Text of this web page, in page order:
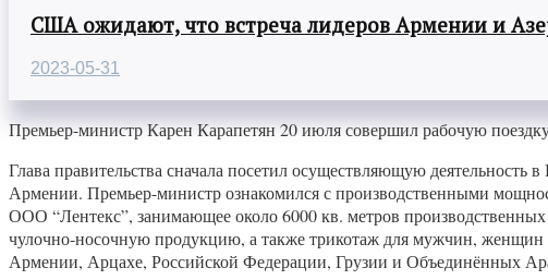
США ожидают, что встреча лидеров Армении и
2023-05-31
Премьер-министр Карен Карапетян 20 июля совершил рабочую
Глава правительства сначала посетил осуществляющую
Армении. Премьер-министр ознакомился с производственными
ООО “Лентекс”, занимающее около 6000 кв. метров
чулочно-носочную продукцию, а также трикотаж для мужчин, женщин
Армении, Арцахе, Российской Федерации, Грузии и Объединённых